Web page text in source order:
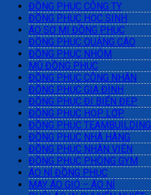
ĐỒNG PHỤC CÔNG TY
ĐỒNG PHỤC HỌC SINH
ÁO SƠ MI ĐỒNG PHỤC
ĐỒNG PHỤC QUẢNG CÁO
ĐỒNG PHỤC NHÓM
MŨ ĐỒNG PHỤC
ĐỒNG PHỤC CÔNG NHÂN
ĐỒNG PHỤC GIA ĐÌNH
ĐỒNG PHỤC ĐI BIỂN ĐẸP
ĐỒNG PHỤC HỌP LỚP
ĐỒNG PHỤC TEAMBUILDING
ĐỒNG PHỤC NHÀ HÀNG
ĐỒNG PHỤC NHÂN VIÊN
ĐỒNG PHỤC PHÒNG GYM
ÁO NỈ ĐỒNG PHỤC
MAY ÁO GIÓ – ÁO NỈ